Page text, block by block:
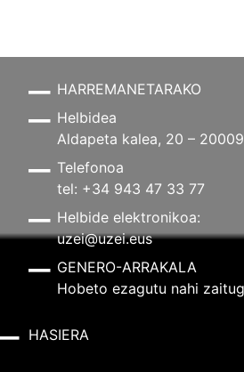
HARREMANETARAKO
Helbidea
Aldapeta kalea, 20 –
Telefonoa
tel: +34 943 47 33 77
Helbide elektronikoa:
uzei@uzei.eus
GENERO-ARRAKALA
Hobeto ezagutu nahi
HASIERA